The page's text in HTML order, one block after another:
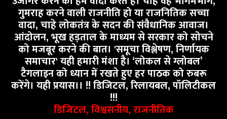
गुमराह करने वाली राजनीति हो या राजनितिक सच्चा
वादा, चाहे लोकतंत्र के सदन की संवैधानिक आवाज।
आंदोलन, भूख हड़ताल के माध्यम से सरकार को सोचने
को मजबूर करने की बात। 'समूचा विश्लेषण, निर्णायक
समाचार' यही हमारी मंशा है। ‘लोकल से ग्लोबल’
टैगलाइन को ध्यान में रखते हुए हर पाठक को रुबरू
करेंगे। यही प्रयास।। !! डिजिटल, रिलायबल, पॉलिटीकल
!!!
डिजिटल, विश्वसनीय, राजनीतिक